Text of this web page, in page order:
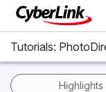
Tutorials:
Highlights